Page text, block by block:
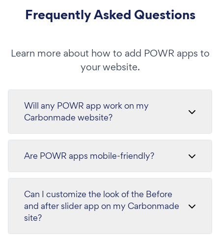
Frequently Asked Questions
Learn more about how to add POWR apps to
your website.
Will any POWR app work on my
Carbonmade website?
Are POWR apps mobile-friendly?
Can I customize the look of the Before
and after slider app on my Carbonmade
site?